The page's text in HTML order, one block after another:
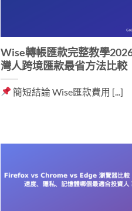
Wise轉帳匯款完整教學
灣人跨境匯款最省方法比較
簡短結論 Wise匯款費用 [...]